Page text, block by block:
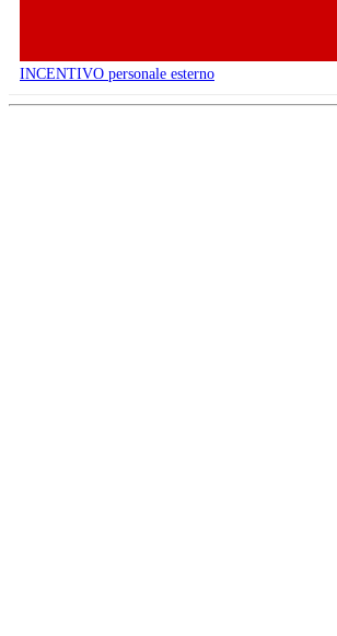
INCENTIVO personale esterno